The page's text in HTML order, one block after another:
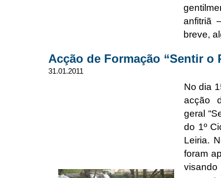
anfitriã
breve,
Acção de Formação “Sentir o
31.01.2011
No dia
acção
geral
do 1º
Leiria.
foram